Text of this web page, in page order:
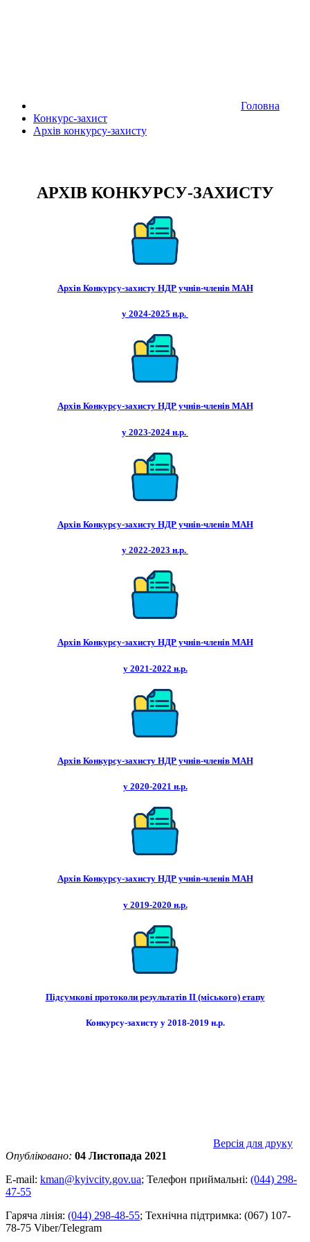
Головна
Конкурс-захист
Архів конкурсу-захисту
АРХІВ КОНКУРСУ-ЗАХИСТУ
Архів Конкурсу-захисту НДР учнів-членів МАН
у 2024-2025 н.р.
Архів Конкурсу-захисту НДР учнів-членів МАН
у 2023-2024 н.р.
Архів Конкурсу-захисту НДР учнів-членів МАН
у 2022-2023 н.р.
Архів Конкурсу-захисту НДР учнів-членів МАН
у 2021-2022 н.р.
Архів Конкурсу-захисту НДР учнів-членів МАН
у 2020-2021 н.р.
Архів Конкурсу-захисту НДР учнів-членів МАН
у 2019-2020 н.р.
Підсумкові протоколи результатів II (міського) етапу
Конкурсу-захисту у 2018-2019 н.р.
Версія для друку
Опубліковано: 04 Листопада 2021
E-mail: kman@kyivcity.gov.ua; Телефон приймальні: (044) 298-
47-55
Гаряча лінія: (044) 298-48-55; Технічна підтримка: (067) 107-
78-75 Viber/Telegram